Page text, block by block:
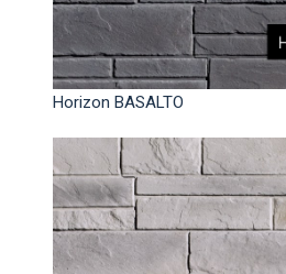
Horizon BASALTO